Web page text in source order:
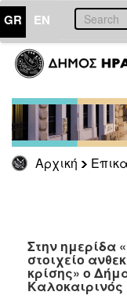
GR EN
Αρχική
ΕΠΙΚΑΙΡΟΤΗΤΑ
Τύπου
Αρχείο
ΕΠΙΣΚΕΠΤΗΣ
ΗΡΑΚΛΕΙΟ
Στην ημερίδα
στοιχείο
κρίσης» ο
Καλοκαιρινός